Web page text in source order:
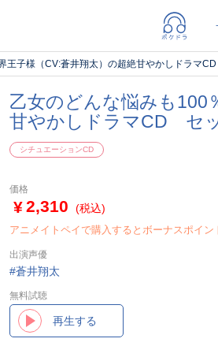
王子様（CV:蒼井翔太）の超絶甘やかしドラマ
乙女のどんな悩みも100
甘やかしドラマCD セ
シチュエーションCD
価格
2,310 (税込)
アニメイトペイで購入するとボーナスポイン
出演声優
蒼井翔太
無料試聴
再生する